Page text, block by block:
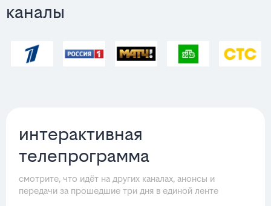
каналы
интерактивная
телепрограмма
смотрите, что идёт на других каналах, анонсы и
передачи за прошедшие три дня в единой ленте